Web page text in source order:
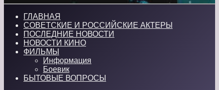
ГЛАВНАЯ
СОВЕТСКИЕ И РОССИЙСКИЕ АКТЕРЫ
ПОСЛЕДНИЕ НОВОСТИ
НОВОСТИ КИНО
ФИЛЬМЫ
Информация
Боевик
БЫТОВЫЕ ВОПРОСЫ